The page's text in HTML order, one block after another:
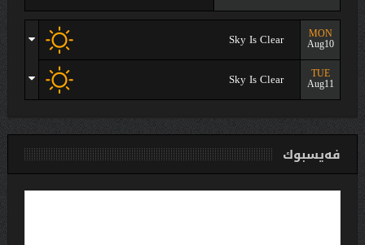
MON
Aug10
Sky Is Clear
TUE
Aug11
Sky Is Clear
فەیسبوك